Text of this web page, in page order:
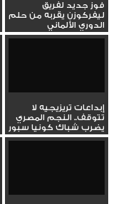
فوز جديد لفريق
ليفركوزن يقربه من حلم
الدوري الألماني
إبداعات تريزيجيه لا
تتوقف.. النجم المصري
يضرب شباك كونيا سبور
بهدف...